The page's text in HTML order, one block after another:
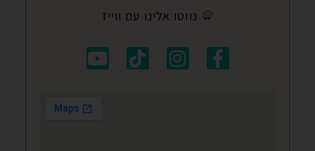
נווטו אלינו עם ווייז